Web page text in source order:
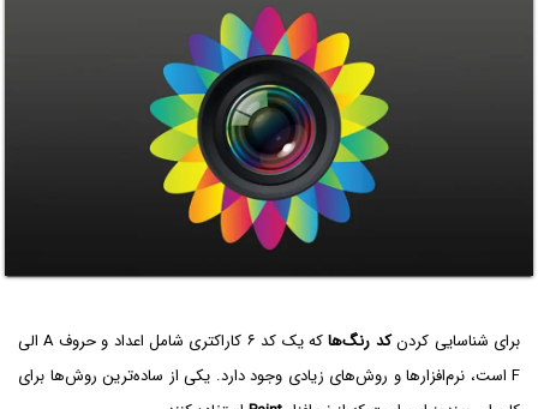
برای شناسایی کردنکد رنگ‌ها
که یک کد ۶ کاراکتری شامل اعداد و حروف A الی
F‌ است، نرم‌افزارها و روش‌های زیادی وجود دارد. یکی از ساده‌ترین روش‌ها برای